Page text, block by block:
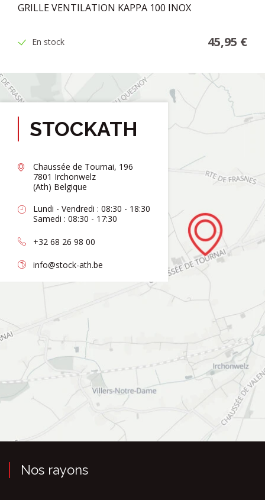
GRILLE VENTILATION KAPPA 100 INOX
En stock 45,95 €
STOCKATH
Chaussée de Tournai, 196
7801 Irchonwelz
(Ath) Belgique
Lundi - Vendredi : 08:30 - 18:30
Samedi : 08:30 - 17:30
+32 68 26 98 00
info@stock-ath.be
Nos rayons